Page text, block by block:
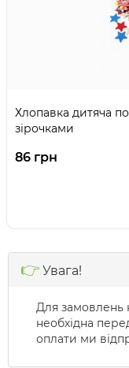
Хлопавка дитяча
зірочками
86 грн
👉 Увага!
Для замовлень
необхідна
оплати ми